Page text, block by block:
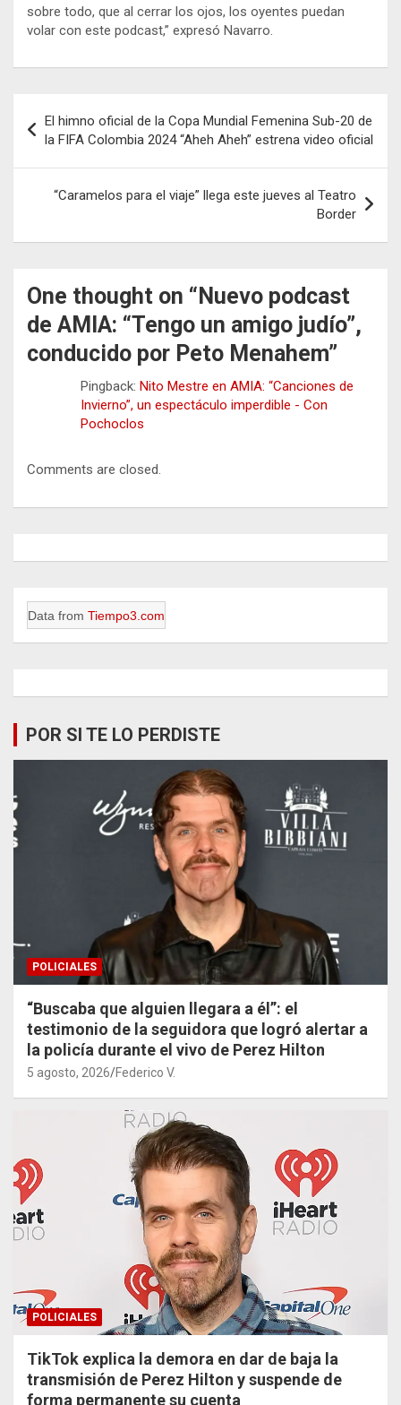
sobre todo, que al cerrar los ojos, los oyentes puedan
volar con este podcast,” expresó Navarro.
de
entradas
El himno oficial de la Copa Mundial Femenina Sub-20 de
la FIFA Colombia 2024 “Aheh Aheh” estrena video oficial
“Caramelos para el viaje” llega este jueves al Teatro
Border
One thought on “ Nuevo podcast
de AMIA: “Tengo un amigo judío”,
conducido por Peto Menahem”
Pingback: Nito Mestre en AMIA: “Canciones de
Invierno”, un espectáculo imperdible - Con
Pochoclos
Comments are closed.
Data from Tiempo3.com
POR SI TE LO PERDISTE
POLICIALES
“Buscaba que alguien llegara a él”: el
testimonio de la seguidora que logró alertar a
la policía durante el vivo de Perez Hilton
5 agosto, 2026 Federico V.
POLICIALES
TikTok explica la demora en dar de baja la
transmisión de Perez Hilton y suspende de
forma permanente su cuenta